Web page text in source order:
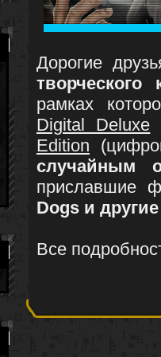
Дорогие
рамках
Digital Deluxe
Edition
случайным
приславшие
Dogs и
Все